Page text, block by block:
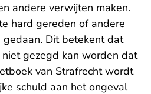
andere verwijten maken.
hard gereden of andere
Dit betekent dat
gezegd kan worden dat
van Strafrecht wordt
schuld aan het ongeval